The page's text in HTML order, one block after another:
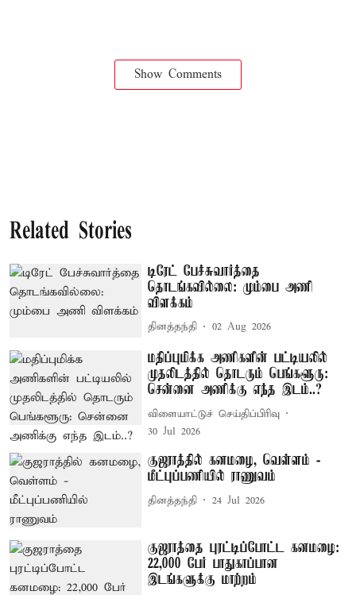
Show Comments
Related Stories
டிரேட் பேச்சுவார்த்தை
தொடங்கவில்லை: மும்பை அணி
விளக்கம்
தினத்தந்தி 02 Aug 2026
மதிப்புமிக்க அணிகளின் பட்டியலில்
முதலிடத்தில் தொடரும் பெங்களூரு:
சென்னை அணிக்கு எந்த இடம்..?
விளையாட்டுச் செய்திப்பிரிவு
30 Jul 2026
குஜராத்தில் கனமழை, வெள்ளம் -
மீட்புப்பணியில் ராணுவம்
தினத்தந்தி 24 Jul 2026
குஜராத்தை புரட்டிப்போட்ட கனமழை:
22,000 பேர் பாதுகாப்பான
இடங்களுக்கு மாற்றம்